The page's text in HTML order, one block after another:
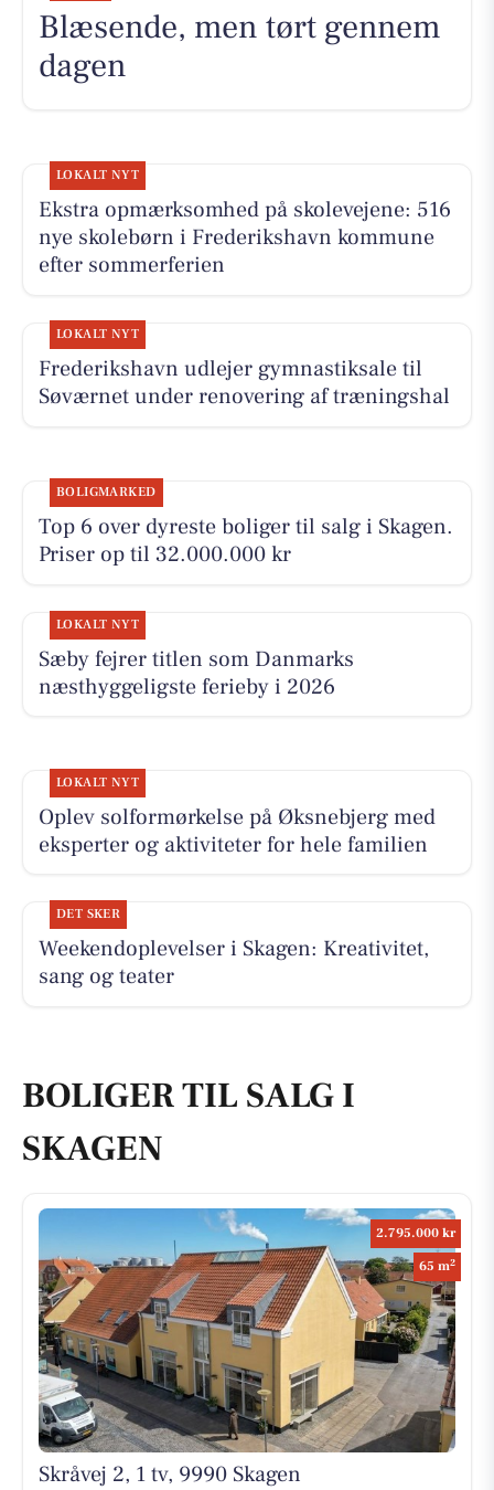
Blæsende, men tørt gennem
dagen
LOKALT NYT
Ekstra opmærksomhed på skolevejene: 516
nye skolebørn i Frederikshavn kommune
efter sommerferien
LOKALT NYT
Frederikshavn udlejer gymnastiksale til
Søværnet under renovering af træningshal
BOLIGMARKED
Top 6 over dyreste boliger til salg i Skagen.
Priser op til 32.000.000 kr
LOKALT NYT
Sæby fejrer titlen som Danmarks
næsthyggeligste ferieby i 2026
LOKALT NYT
Oplev solformørkelse på Øksnebjerg med
eksperter og aktiviteter for hele familien
DET SKER
Weekendoplevelser i Skagen: Kreativitet,
sang og teater
BOLIGER TIL SALG I
SKAGEN
2.795.000 kr
65 m2
Skråvej 2, 1 tv, 9990 Skagen